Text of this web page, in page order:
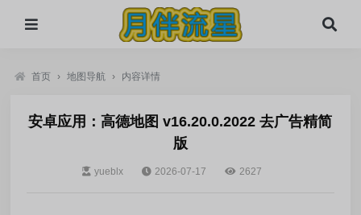
首页 › 地图导航 › 内容详情
安卓应用：高德地图 v16.20.0.2022 去广告精简
版
yueblx 2026-07-17 2627